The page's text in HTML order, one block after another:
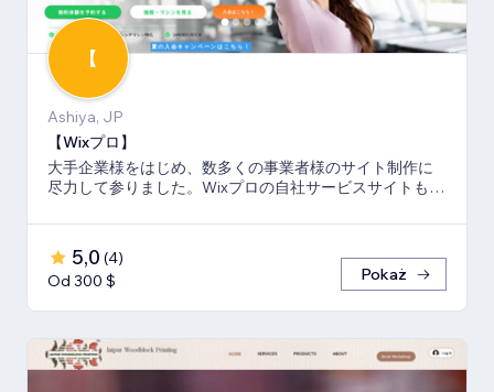
【
Ashiya, JP
【Wixプロ】
大手企業様をはじめ、数多くの事業者様のサイト制作に
尽力して参りました。Wixプロの自社サービスサイトも多
5,0 (4)
Od 300 $
Pokaż